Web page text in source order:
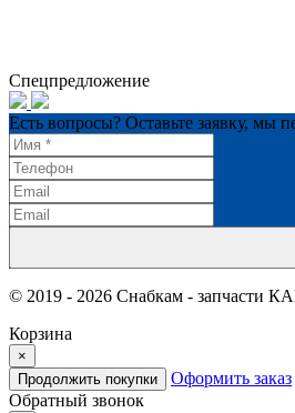
Спецпредложение
Есть вопросы? Оставьте заявку, мы
© 2019 - 2026 Снабкам - запчасти
Корзина
×
Продолжить покупки
Оформить заказ
Обратный звонок